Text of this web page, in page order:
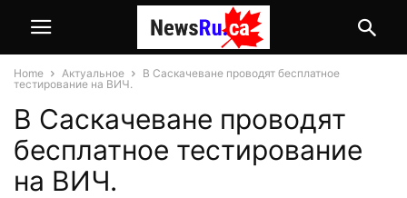
Home Актуальное
В Саскачеване проводят бесплатное
тестирование на ВИЧ.
В Саскачеване проводят
бесплатное тестирование
на ВИЧ.